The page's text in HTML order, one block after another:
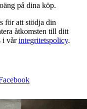
på dina köp.
för att stödja din
åtkomsten till ditt
i vårintegritetspolicy.